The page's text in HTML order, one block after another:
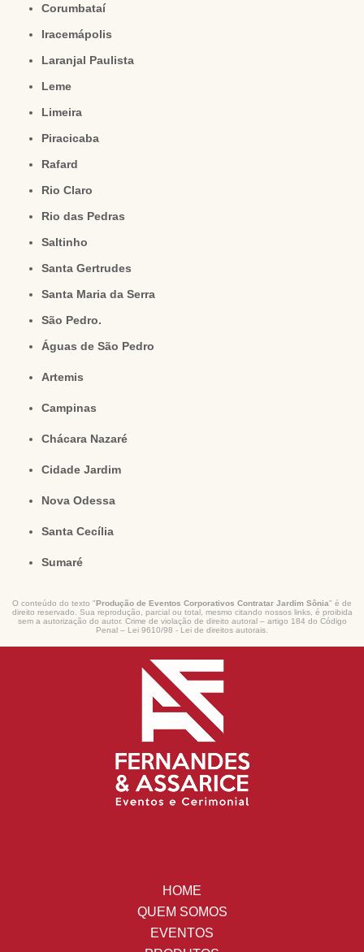
Corumbataí
Iracemápolis
Laranjal Paulista
Leme
Limeira
Piracicaba
Rafard
Rio Claro
Rio das Pedras
Saltinho
Santa Gertrudes
Santa Maria da Serra
São Pedro.
Águas de São Pedro
Artemis
Campinas
Chácara Nazaré
Cidade Jardim
Nova Odessa
Santa Cecília
Sumaré
O conteúdo do texto "Produção de Eventos Corporativos Contratar Jardim Sônia" é de
direito reservado. Sua reprodução, parcial ou total, mesmo citando nossos links, é proibida
sem a autorização do autor. Crime de violação de direito autoral – artigo 184 do Código
Penal – Lei 9610/98 - Lei de direitos autorais
HOME
QUEM SOMOS
EVENTOS